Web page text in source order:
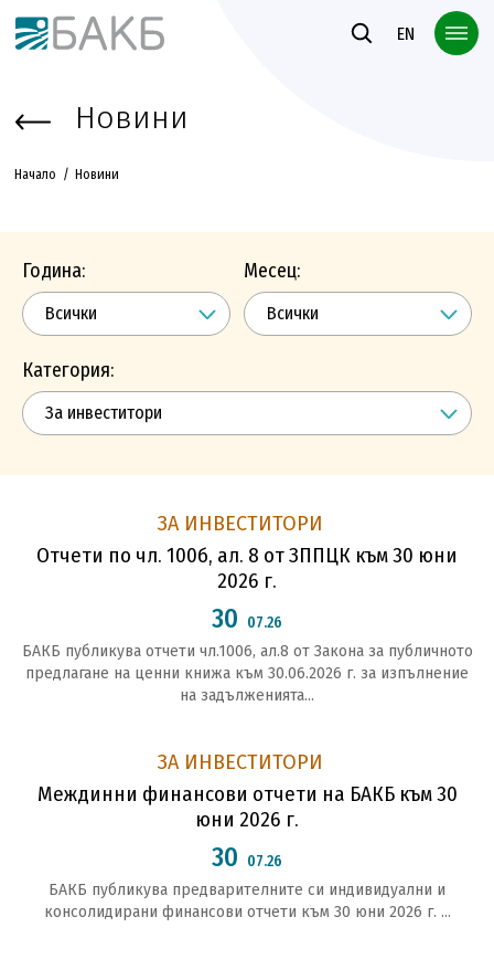
Към основното съдържание
EN
Новини
Начало Новини
Година: Месец:
Категория:
ЗА ИНВЕСТИТОРИ
Отчети по чл. 100б, ал. 8 от ЗППЦК към 30 юни
2026 г.
30 07.26
БАКБ публикува отчети чл.1006, ал.8 от Закона за публичното
предлагане на ценни книжа към 30.06.2026 г. за изпълнение
на задълженията...
ЗА ИНВЕСТИТОРИ
Междинни финансови отчети на БАКБ към 30
юни 2026 г.
30 07.26
БАКБ публикува предварителните си индивидуални и
консолидирани финансови отчети към 30 юни 2026 г. ...